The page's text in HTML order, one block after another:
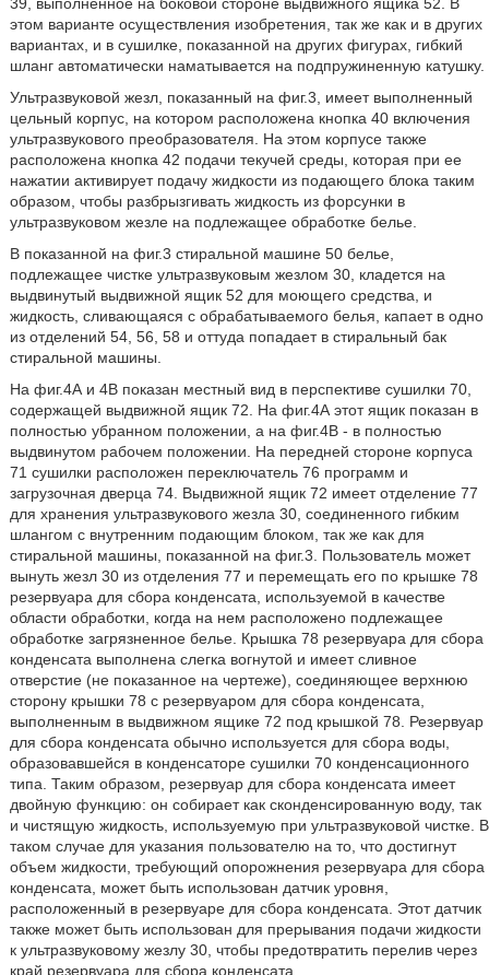
этом варианте осуществления изобретения, так же как и в других
вариантах, и в сушилке, показанной на других фигурах, гибкий
шланг автоматически наматывается на подпружиненную катушку.
Ультразвуковой жезл, показанный на фиг.3, имеет выполненный
цельный корпус, на котором расположена кнопка 40 включения
ультразвукового преобразователя. На этом корпусе также
расположена кнопка 42 подачи текучей среды, которая при ее
нажатии активирует подачу жидкости из подающего блока таким
образом, чтобы разбрызгивать жидкость из форсунки в
ультразвуковом жезле на подлежащее обработке белье.
В показанной на фиг.3 стиральной машине 50 белье,
подлежащее чистке ультразвуковым жезлом 30, кладется на
выдвинутый выдвижной ящик 52 для моющего средства, и
жидкость, сливающаяся с обрабатываемого белья, капает в одно
из отделений 54, 56, 58 и оттуда попадает в стиральный бак
стиральной машины.
На фиг.4А и 4В показан местный вид в перспективе сушилки 70,
содержащей выдвижной ящик 72. На фиг.4А этот ящик показан в
полностью убранном положении, а на фиг.4В - в полностью
выдвинутом рабочем положении. На передней стороне корпуса
71 сушилки расположен переключатель 76 программ и
загрузочная дверца 74. Выдвижной ящик 72 имеет отделение 77
для хранения ультразвукового жезла 30, соединенного гибким
шлангом с внутренним подающим блоком, так же как для
стиральной машины, показанной на фиг.3. Пользователь может
вынуть жезл 30 из отделения 77 и перемещать его по крышке 78
резервуара для сбора конденсата, используемой в качестве
области обработки, когда на нем расположено подлежащее
обработке загрязненное белье. Крышка 78 резервуара для сбора
конденсата выполнена слегка вогнутой и имеет сливное
отверстие (не показанное на чертеже), соединяющее верхнюю
сторону крышки 78 с резервуаром для сбора конденсата,
выполненным в выдвижном ящике 72 под крышкой 78. Резервуар
для сбора конденсата обычно используется для сбора воды,
образовавшейся в конденсаторе сушилки 70 конденсационного
типа. Таким образом, резервуар для сбора конденсата имеет
двойную функцию: он собирает как сконденсированную воду, так
и чистящую жидкость, используемую при ультразвуковой чистке. В
таком случае для указания пользователю на то, что достигнут
объем жидкости, требующий опорожнения резервуара для сбора
конденсата, может быть использован датчик уровня,
расположенный в резервуаре для сбора конденсата. Этот датчик
также может быть использован для прерывания подачи жидкости
к ультразвуковому жезлу 30, чтобы предотвратить перелив через
край резервуара для сбора конденсата.